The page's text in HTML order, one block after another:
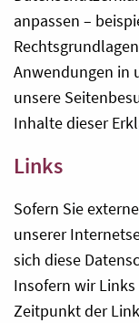
anpassen –
Anwendungen in
unsere
Inhalte dieser
Links
Sofern Sie
unserer
sich diese
Insofern wir
Zeitpunkt der